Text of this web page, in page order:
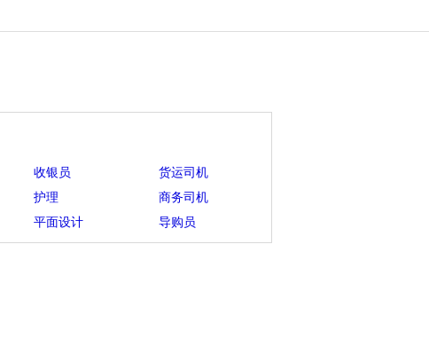
收银员
货运司机
护理
商务司机
平面设计 导购员